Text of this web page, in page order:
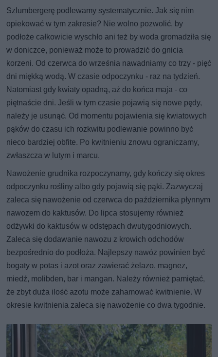
Szlumbergerę podlewamy systematycznie. Jak się nim
opiekować w tym zakresie? Nie wolno pozwolić, by
podłoże całkowicie wyschło ani też by woda gromadziła się
w doniczce, ponieważ może to prowadzić do gnicia
korzeni. Od czerwca do września nawadniamy co trzy - pięć
dni miękką wodą. W czasie odpoczynku - raz na tydzień.
Natomiast gdy kwiaty opadną, aż do końca maja - co
piętnaście dni. Jeśli w tym czasie pojawią się nowe pędy,
należy je usunąć. Od momentu pojawienia się kwiatowych
pąków do czasu ich rozkwitu podlewanie powinno być
nieco bardziej obfite. Po kwitnieniu znowu ograniczamy,
zwłaszcza w lutym i marcu.
Nawożenie grudnika rozpoczynamy, gdy kończy się okres
odpoczynku rośliny albo gdy pojawią się pąki. Zazwyczaj
zaleca się nawożenie od czerwca do października płynnym
nawozem do kaktusów. Do lipca stosujemy również
odżywki do kaktusów w odstępach dwutygodniowych.
Zaleca się dodawanie nawozu z krowich odchodów
bezpośrednio do podłoża. Najlepszy nawóz powinien być
bogaty w potas i azot oraz zawierać żelazo, magnez,
miedź, molibden, bar i mangan. Należy również pamiętać,
że zbyt duża ilość azotu może zahamować kwitnienie. W
okresie kwitnienia zaleca się nawożenie co dwa tygodnie.